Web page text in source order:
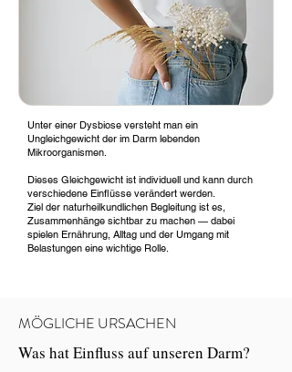
Unter einer Dysbiose versteht man ein
Ungleichgewicht der im Darm lebenden
Mikroorganismen.
Dieses Gleichgewicht ist individuell und kann durch
verschiedene Einflüsse verändert werden.
Ziel der naturheilkundlichen Begleitung ist es,
Zusammenhänge sichtbar zu machen — dabei
spielen Ernährung, Alltag und der Umgang mit
Belastungen eine wichtige Rolle.
MÖGLICHE URSACHEN
Was hat Einfluss auf unseren Darm?